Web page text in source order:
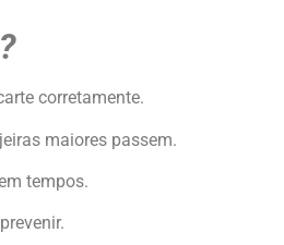
corretamente.
maiores passem.
tempos.